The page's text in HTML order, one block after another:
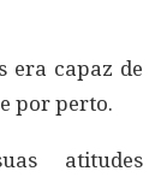
era capaz de
por perto.
atitudes